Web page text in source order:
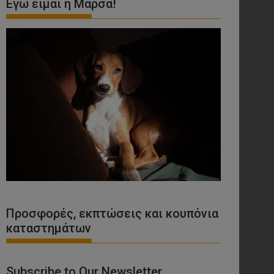
Εγώ είμαι η Μάρσα!
Προσφορές, εκπτώσεις και κουπόνια
καταστημάτων